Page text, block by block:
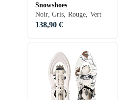
Snowshoes
Noir, Gris, Rouge, Vert
138,90 €